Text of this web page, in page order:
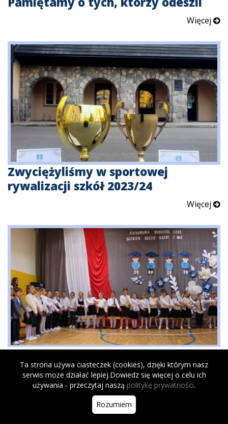
Więcej
Zwyciężyliśmy w sportowej
rywalizacji szkół 2023/24
Więcej
Ślubowanie klas pierwszych 2024
Więcej
Ta strona używa ciasteczek (cookies), dzięki którym nasz
serwis może działać lepiej.Dowiedz się więcej o celu ich
używania - przeczytaj naszą politykę prywatności.
Rozumiem